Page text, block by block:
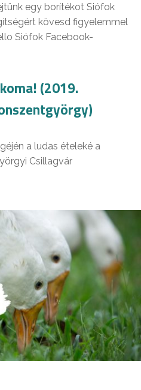
egy borítékot Siófok
kövesd figyelemmel
Siófok Facebook-
(2019.
a ludas ételeké a
Csillagvár